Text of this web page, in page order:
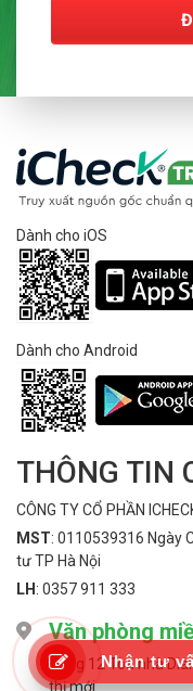
Nhận tư
Dành cho iOS
Dành cho Android
THÔNG TIN
CÔNG TY CỔ PHẦN
MST: 0110539316 Ngày
tư TP Hà Nội
LH : 0357 911 333
Văn phòng
Tầng 12 Tòa nhà
thị mới